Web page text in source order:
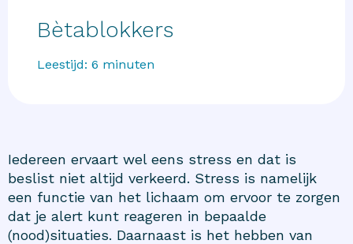
Bètablokkers
Leestijd:6 minuten
Iedereen ervaart wel eens stress en dat is
beslist niet altijd verkeerd. Stress is namelijk
een functie van het lichaam om ervoor te zorgen
dat je alert kunt reageren in bepaalde
(nood)situaties. Daarnaast is het hebben van